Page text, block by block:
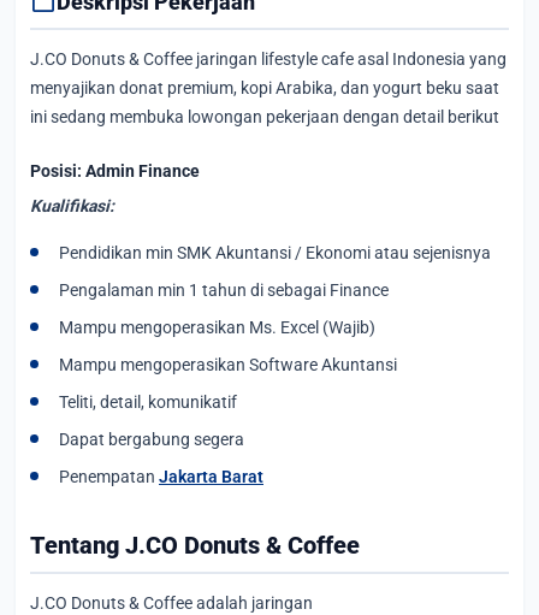
J.CO Donuts & Coffee jaringan lifestyle cafe asal Indonesia yang
menyajikan donat premium, kopi Arabika, dan yogurt beku saat
ini sedang membuka lowongan pekerjaan dengan detail berikut
Posisi: Admin Finance
Kualifikasi:
Pendidikan min SMK Akuntansi / Ekonomi atau sejenisnya
Pengalaman min 1 tahun di sebagai Finance
Mampu mengoperasikan Ms. Excel (Wajib)
Mampu mengoperasikan Software Akuntansi
Teliti, detail, komunikatif
Dapat bergabung segera
Penempatan Jakarta Barat
Tentang J.CO Donuts & Coffee
J.CO Donuts & Coffee adalah jaringan